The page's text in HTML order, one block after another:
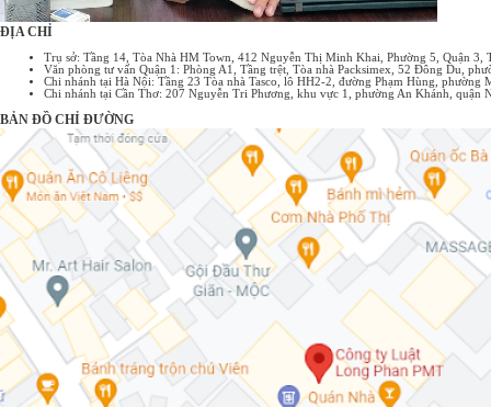
ĐỊA CHỈ
Trụ sở: Tầng 14, Tòa Nhà HM Town, 412 Nguyễn Thị Minh Khai, Phường 5, Quận 3,
Văn phòng tư vấn Quận 1: Phòng A1, Tầng trệt, Tòa nhà Packsimex, 52 Đông Du,
Chi nhánh tại Hà Nội: Tầng 23 Tòa nhà Tasco, lô HH2-2, đường Phạm Hùng,
Chi nhánh tại Cần Thơ: 207 Nguyễn Tri Phương, khu vực 1, phường An Khánh, quận
BẢN ĐỒ CHỈ ĐƯỜNG